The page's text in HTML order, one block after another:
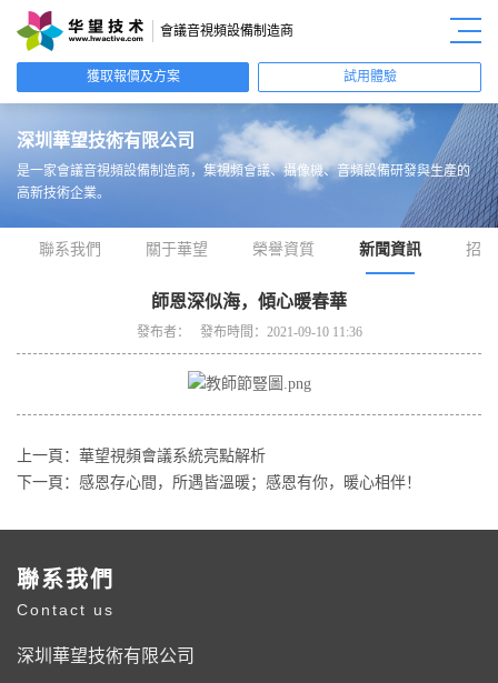
會議音視頻設備制造商
獲取報價及方案 試用體驗
深圳華望技術有限公司
是一家會議音視頻設備制造商， 集視頻會議、攝像機、音頻設備研發與生產的
高新技術企業。
聯系我們 關于華望 榮譽資質 新聞資訊 招
師恩深似海，傾心暖春華
發布者： 發布時間：2021-09-10 11:36
上一頁： 華望視頻會議系統亮點解析
下一頁： 感恩存心間，所遇皆溫暖；感恩有你，暖心相伴！
聯系我們
Contact us
深圳華望技術有限公司